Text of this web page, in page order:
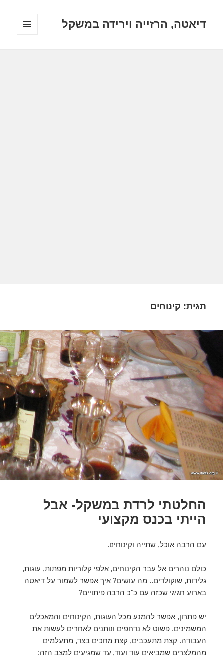
דיאטה, הרזייה וירידה במשקל
תגית: קינוחים
החלטתי לרדת במשקל- אבל
הייתי בכנס מקצועי
עם הרבה אוכל, שתייה וקינוחים.
כולם נוהרים אל עבר הקינוחים, אלפי קלוריות מפתות, עוגות,
גלידות, שוקולדים.. מה עושים? איך אפשר לשמור על דיאטה
בארוע חגיגי שכזה עם כ"כ הרבה פיתויים?
יש פתרון, אפשר להמנע מכל העוגות, הקינוחים והמאכלים
המשמינים. פשוט לא נדחפים ונותנים לאחרים לעשות את
העבודה. קצת מתעכבים, קצת מחכים בצד, מתעלמים
מהמלצרים שמביאים עוד ועוד, עד שמגיעים למצב הזה: